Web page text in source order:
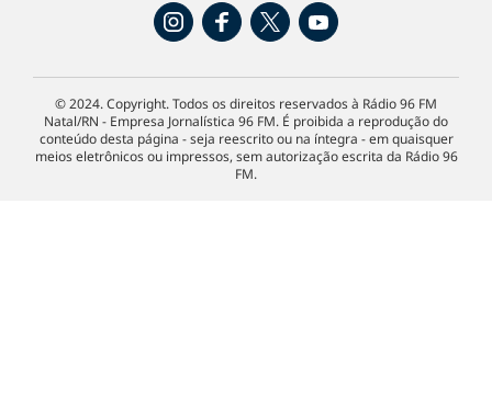
© 2024. Copyright. Todos os direitos reservados à Rádio 96 FM
Natal/RN - Empresa Jornalística 96 FM. É proibida a reprodução do
conteúdo desta página - seja reescrito ou na íntegra - em quaisquer
meios eletrônicos ou impressos, sem autorização escrita da Rádio 96
FM.